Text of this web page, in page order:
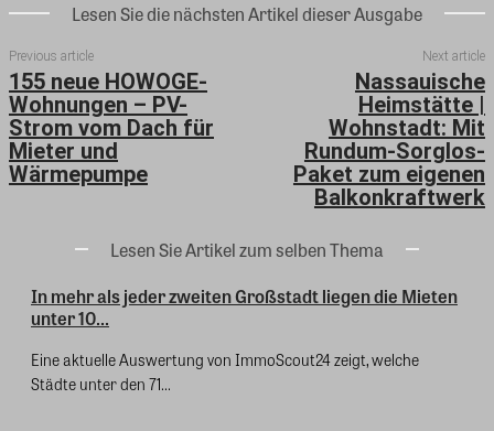
Lesen Sie die nächsten Artikel dieser Ausgabe
Previous article
155 neue HOWOGE-
Wohnungen – PV-
Strom vom Dach für
Mieter und
Wärmepumpe
Next article
Nassauische
Heimstätte |
Wohnstadt: Mit
Rundum-Sorglos-
Paket zum eigenen
Balkonkraftwerk
Lesen Sie Artikel zum selben Thema
In mehr als jeder zweiten Großstadt liegen die Mieten
unter 10...
Eine aktuelle Auswertung von ImmoScout24 zeigt, welche
Städte unter den 71...